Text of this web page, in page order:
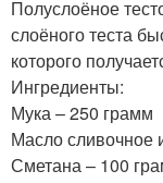
Полуслоёное
слоёного теста
которого
Ингредиенты:
Мука – 250 грамм
Масло сливочное
Сметана – 100